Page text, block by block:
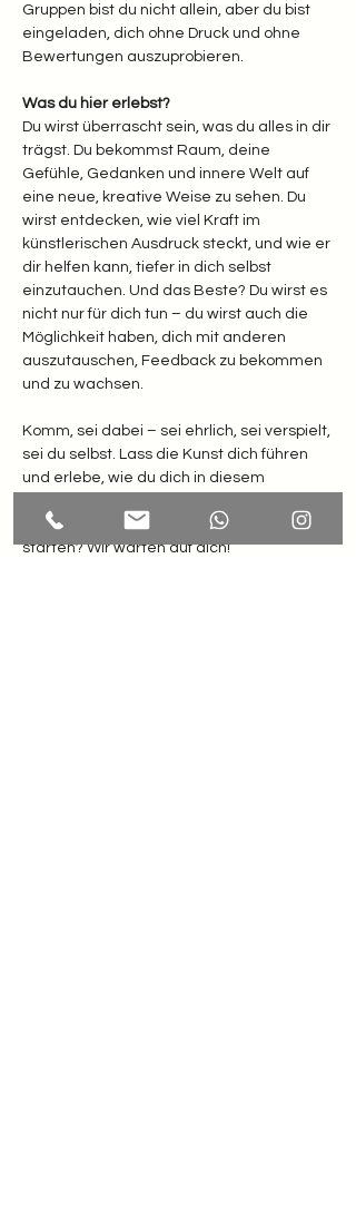
Gruppen bist du nicht allein, aber du bist
eingeladen, dich ohne Druck und ohne
Bewertungen auszuprobieren.
Was du hier erlebst?
Du wirst überrascht sein, was du alles in dir
trägst. Du bekommst Raum, deine
Gefühle, Gedanken und innere Welt auf
eine neue, kreative Weise zu sehen. Du
wirst entdecken, wie viel Kraft im
künstlerischen Ausdruck steckt, und wie er
dir helfen kann, tiefer in dich selbst
einzutauchen. Und das Beste? Du wirst es
nicht nur für dich tun – du wirst auch die
Möglichkeit haben, dich mit anderen
auszutauschen, Feedback zu bekommen
und zu wachsen.
Komm, sei dabei – sei ehrlich, sei verspielt,
sei du selbst. Lass die Kunst dich führen
und erlebe, wie du dich in diesem
Bist du bereit, deine eigene Reise zu
starten? Wir warten auf dich!